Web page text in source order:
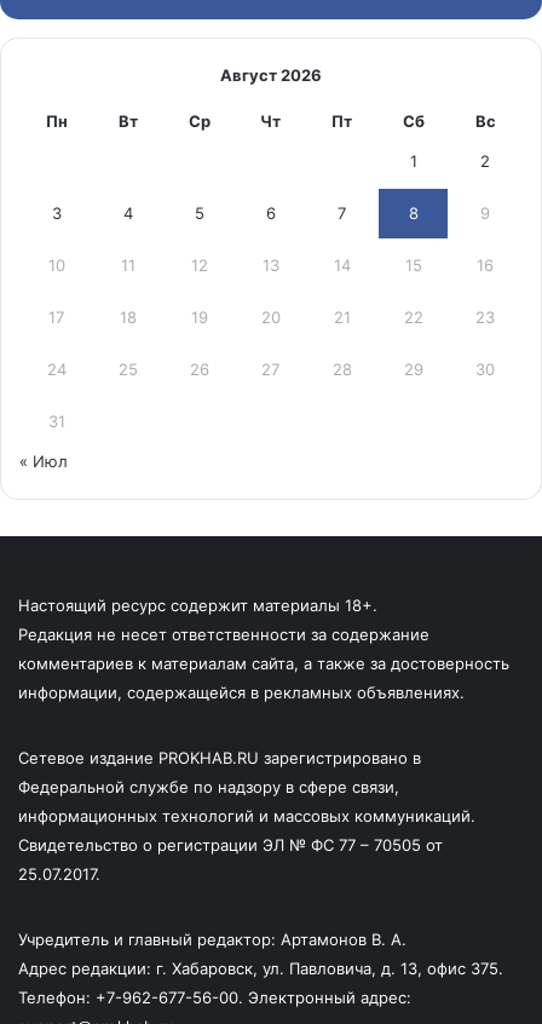
Август 2026
Пн Вт Ср Чт Пт Сб Вс
1 2
3 4 5 6 7 8 9
10 11 12 13 14 15 16
17 18 19 20 21 22 23
24 25 26 27 28 29 30
31
« Июл
Настоящий ресурс содержит материалы 18+.
Редакция не несет ответственности за содержание
комментариев к материалам сайта, а также за достоверность
информации, содержащейся в рекламных объявлениях.
Сетевое издание PROKHAB.RU зарегистрировано в
Федеральной службе по надзору в сфере связи,
информационных технологий и массовых коммуникаций.
Свидетельство о регистрации ЭЛ № ФС 77 – 70505 от
25.07.2017.
Учредитель и главный редактор: Артамонов В. А.
Адрес редакции: г. Хабаровск, ул. Павловича, д. 13, офис 375.
Телефон: +7-962-677-56-00. Электронный адрес: